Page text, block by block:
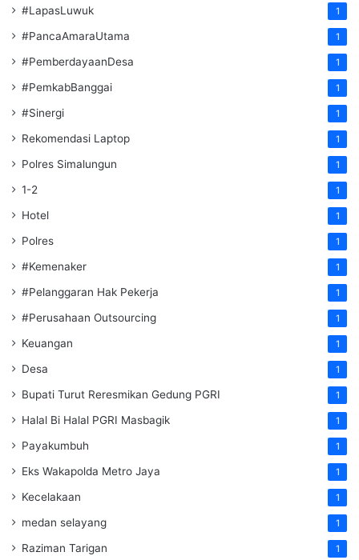
#LapasLuwuk 1
#PancaAmaraUtama 1
#PemberdayaanDesa 1
#PemkabBanggai 1
#Sinergi 1
Rekomendasi Laptop 1
Polres Simalungun 1
1-2 1
Hotel 1
Polres 1
#Kemenaker 1
#Pelanggaran Hak Pekerja 1
#Perusahaan Outsourcing 1
Keuangan 1
Desa 1
Bupati Turut Reresmikan Gedung PGRI 1
Halal Bi Halal PGRI Masbagik 1
Payakumbuh 1
Eks Wakapolda Metro Jaya 1
Kecelakaan 1
medan selayang 1
Raziman Tarigan 1